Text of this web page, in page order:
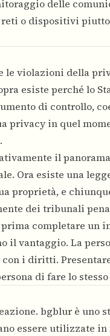
delle
o dispositivi
le violazioni della
esiste perché lo
di controllo,
privacy in quel
il
Ora esiste una
proprietà, e
dei tribunali
completare un
il vantaggio. La
i diritti.
di fare lo
bgblur è uno
essere utilizzate